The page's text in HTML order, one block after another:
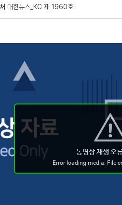
대한뉴스_KC 제 1960호